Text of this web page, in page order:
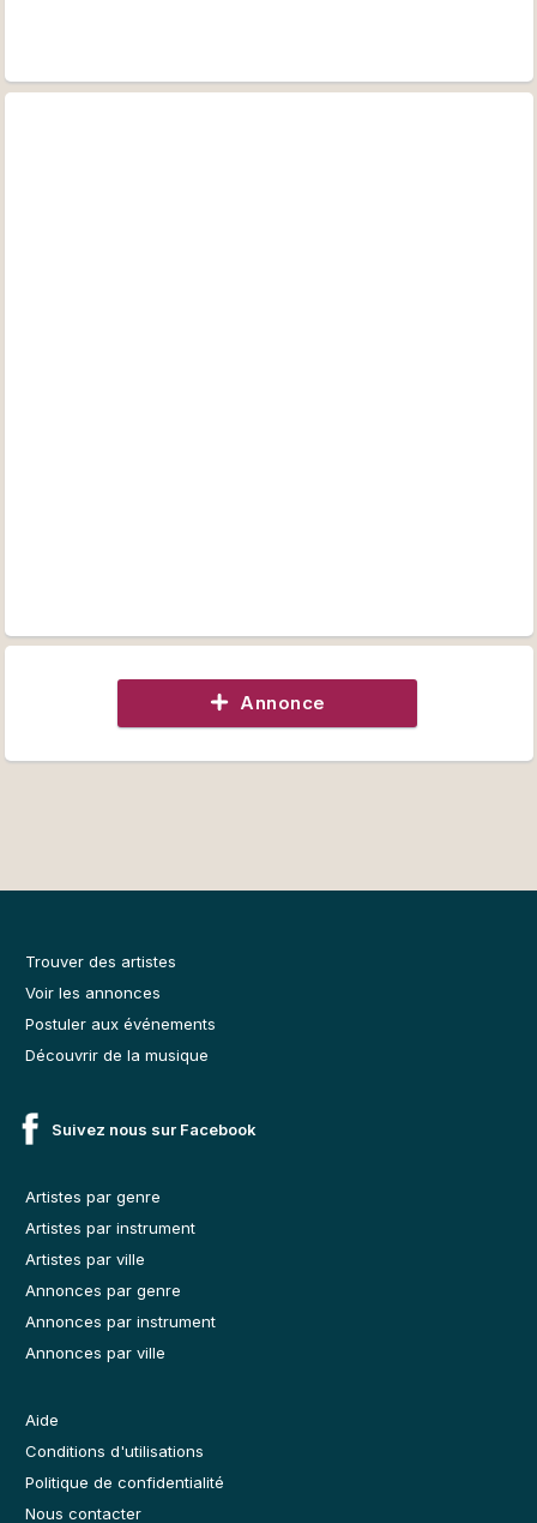
Annonce
Trouver des artistes
Voir les annonces
Postuler aux événements
Découvrir de la musique
Suivez nous sur Facebook
Artistes par genre
Artistes par instrument
Artistes par ville
Annonces par genre
Annonces par instrument
Annonces par ville
Aide
Conditions d'utilisations
Politique de confidentialité
Nous contacter